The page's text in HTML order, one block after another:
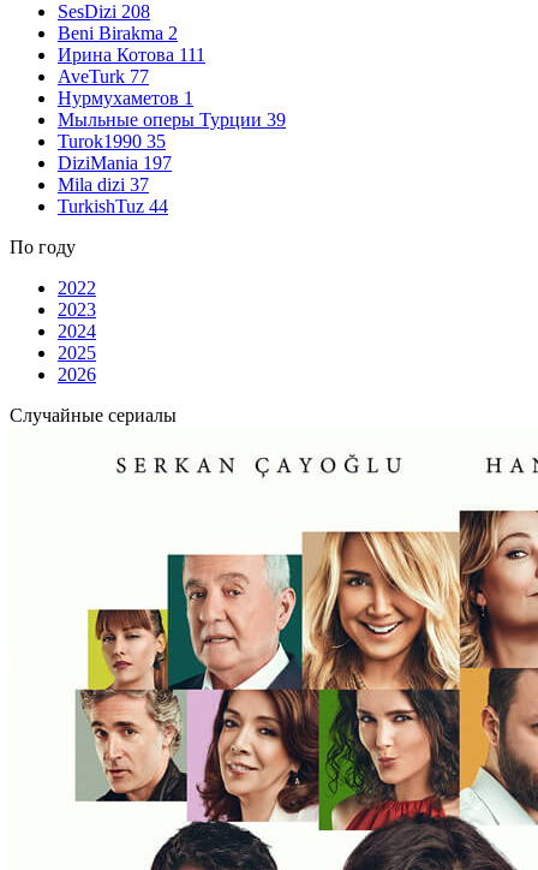
SesDizi 208
Beni Birakma 2
Ирина Котова 111
AveTurk 77
Нурмухаметов 1
Мыльные оперы Турции 39
Turok1990 35
DiziMania 197
Mila dizi 37
TurkishTuz 44
По году
2022
2023
2024
2025
2026
Случайные сериалы